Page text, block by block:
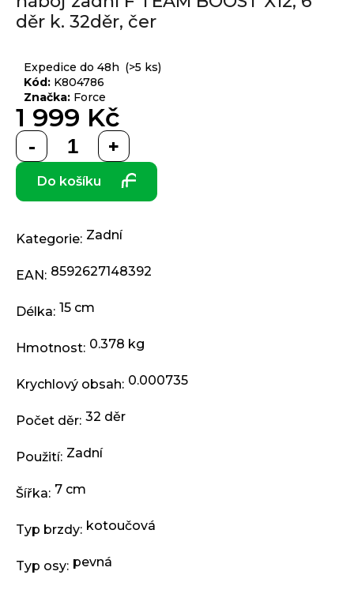
produktu
je
hvězdiček.
děr k. 32děr, čer
Expedice do 48h (>5 ks)
Kód: K804786
Značka: Force
1 999 Kč
Měrná
cena:
Do košíku
Kategorie: Zadní
EAN: 8592627148392
Délka: 15 cm
Hmotnost: 0.378 kg
Krychlový obsah: 0.000735
Počet děr: 32 děr
Použití: Zadní
Šířka: 7 cm
Typ brzdy: kotoučová
Typ osy: pevná
j
í
?
HLEDAT
o
o
u
u
j
e
m
e
ODRÁŽEDLO
KIRU
12
PURPLE
390
Kč